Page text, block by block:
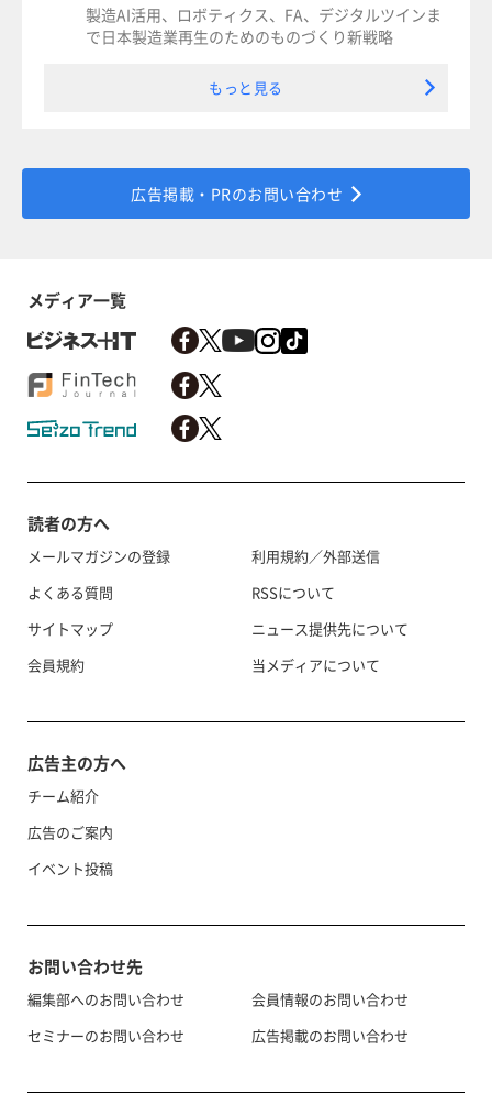
製造AI活用、ロボティクス、FA、デジタルツインま
で日本製造業再生のためのものづくり新戦略
もっと見る
広告掲載・PRのお問い合わせ
メディア一覧
読者の方へ
メールマガジンの登録
よくある質問
サイトマップ
会員規約
利用規約／外部送信
RSSについて
ニュース提供先について
当メディアについて
広告主の方へ
チーム紹介
広告のご案内
イベント投稿
お問い合わせ先
編集部へのお問い合わせ
セミナーのお問い合わせ
会員情報のお問い合わせ
広告掲載のお問い合わせ